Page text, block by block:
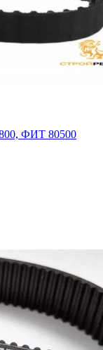
ФИТ 80500